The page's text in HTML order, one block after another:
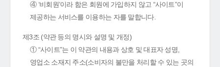
④ ‘비회원’이라 함은 회원에 가입하지 않고 “사이트”이
제공하는 서비스를 이용하는 자를 말합니다.
제3조 (약관 등의 명시와 설명 및 개정)
① “사이트”는 이 약관의 내용과 상호 및 대표자 성명,
영업소 소재지 주소(소비자의 불만을 처리할 수 있는 곳의